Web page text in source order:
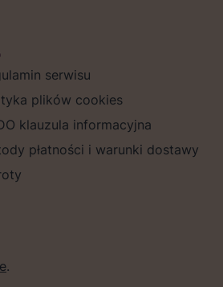
serwisu
plików cookies
klauzula informacyjna
płatności i warunki dostawy
.